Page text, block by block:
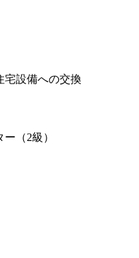
宅設備への交換
（2級）